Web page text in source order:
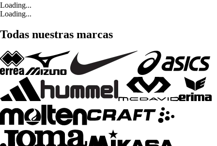
Loading...
Loading...
Todas nuestras marcas